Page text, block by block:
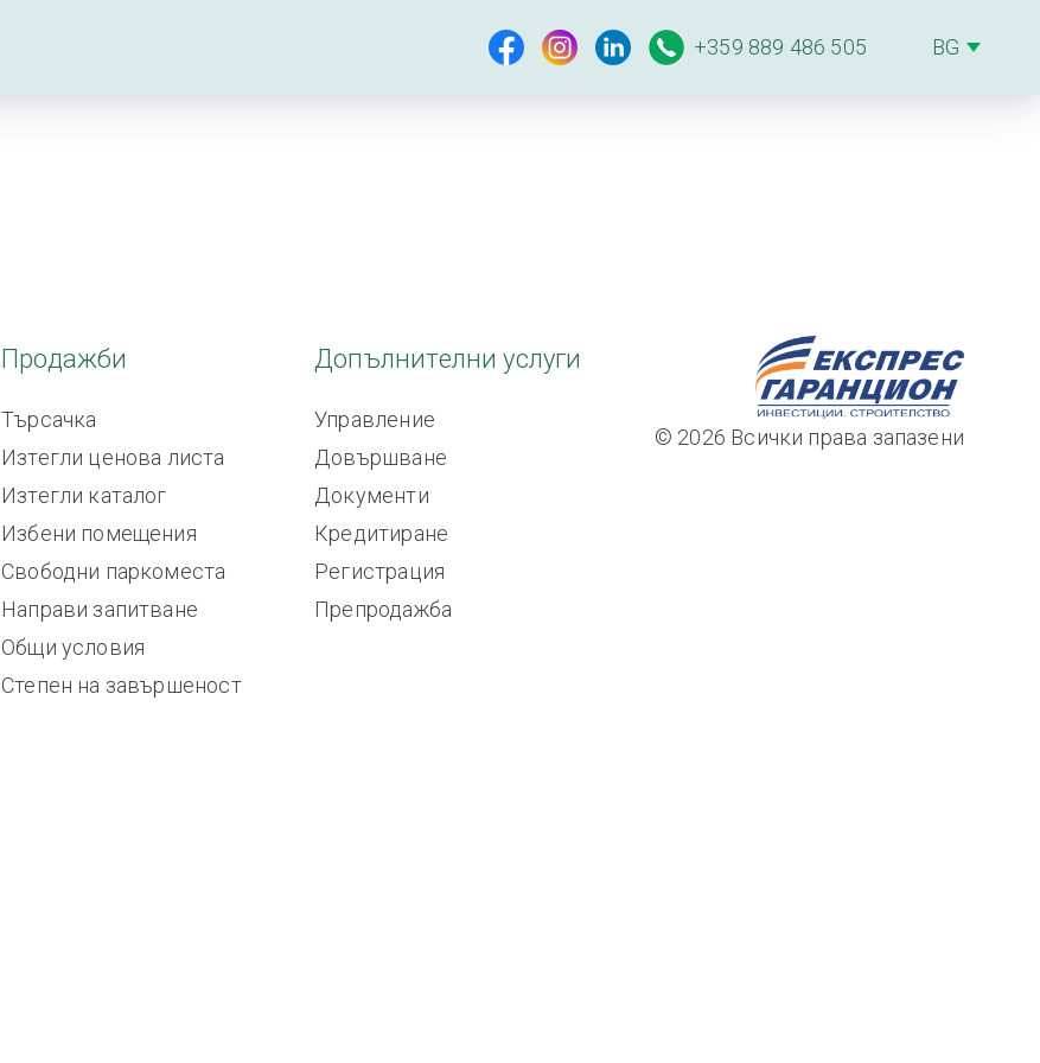
+359 889 486 505
Продажби
Търсачка
Изтегли ценова листа
Изтегли каталог
Избени помещения
Свободни паркоместа
Направи запитване
Общи условия
Степен на завършеност
Допълнителни услуги
Управление
Довършване
Документи
Кредитиране
Регистрация
Препродажба
© 2026 Всички права запазени